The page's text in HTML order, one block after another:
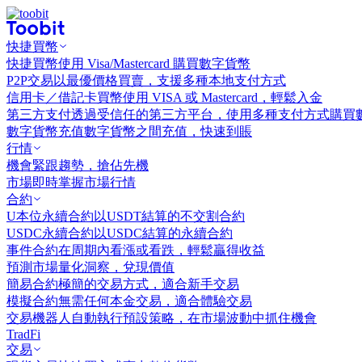
快捷買幣
快捷買幣使用 Visa/Mastercard 購買數字貨幣
P2P交易 以最優價格買賣，支援多種本地支付方式
信用卡／借記卡買幣使用 VISA 或 Mastercard，輕鬆入金
第三方支付透過受信任的第三方平台，使用多種支付方式購買
數字貨幣充值數字貨幣之間充值，快速到賬
行情
機會緊跟趨勢，搶佔先機
市場即時掌握市場行情
合約
U本位永續合約 以USDT結算的不交割合約
USDC永續合約 以USDC結算的永續合約
事件合約在周期內看漲或看跌，輕鬆贏得收益
預測市場量化洞察，兌現價值
簡易合約極簡的交易方式，適合新手交易
模擬合約無需任何本金交易，適合體驗交易
交易機器人 自動執行預設策略，在市場波動中抓住機會
TradFi
交易